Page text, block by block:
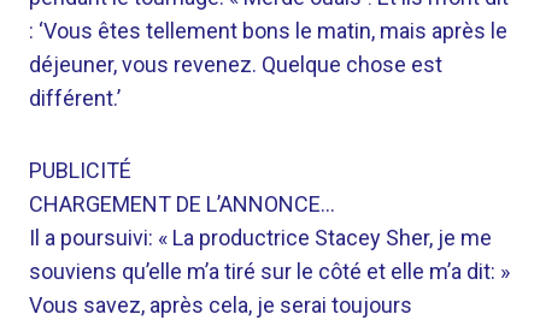
: ‘Vous êtes tellement bons le matin, mais après le
déjeuner, vous revenez. Quelque chose est
différent.’
PUBLICITÉ
CHARGEMENT DE L’ANNONCE…
Il a poursuivi: « La productrice Stacey Sher, je me
souviens qu’elle m’a tiré sur le côté et elle m’a dit: »
Vous savez, après cela, je serai toujours